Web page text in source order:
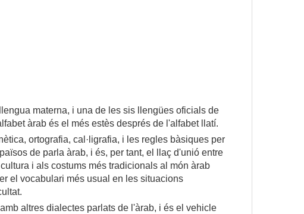
materna, i una de les sis llengües oficials de
àrab és el més estès després de l'alfabet llatí.
ortografia, cal·ligrafia, i les regles bàsiques per
de parla àrab, i és, per tant, el llaç d'unió entre
i als costums més tradicionals al món àrab
el vocabulari més usual en les situacions
altres dialectes parlats de l'àrab, i és el vehicle